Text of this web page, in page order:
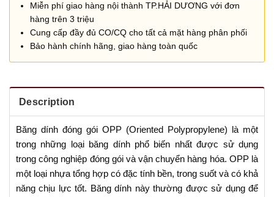
Miễn phí giao hàng nội thành TP.HẢI DƯƠNG với đơn
hàng trên 3 triệu
Cung cấp đầy đủ CO/CQ cho tất cả mặt hàng phân phối
Bảo hành chính hãng, giao hàng toàn quốc
Description
Băng dính đóng gói OPP (Oriented Polypropylene) là một
trong những loại băng dính phổ biến nhất được sử dụng
trong công nghiệp đóng gói và vận chuyển hàng hóa. OPP là
một loại nhựa tổng hợp có đặc tính bền, trong suốt và có khả
năng chịu lực tốt. Băng dính này thường được sử dụng để